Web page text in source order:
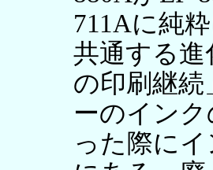
711Aに純
共通する
の印刷継
ーのイン
った際に